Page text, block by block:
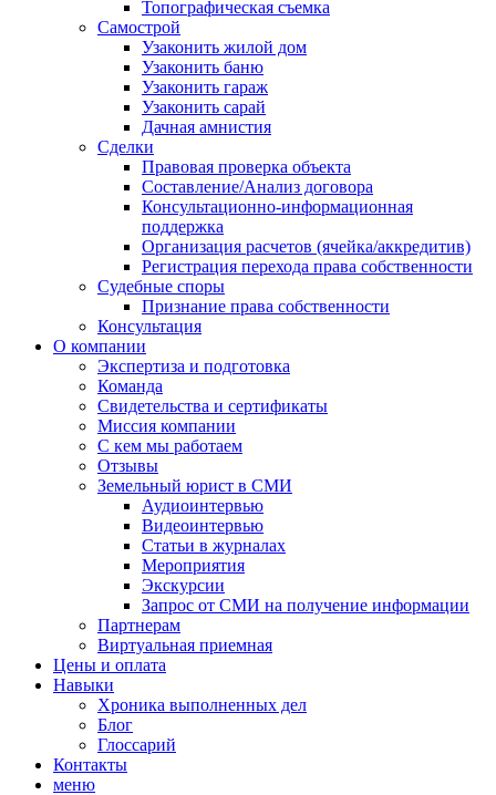
Топографическая съемка
Самострой
Узаконить жилой дом
Узаконить баню
Узаконить гараж
Узаконить сарай
Дачная амнистия
Сделки
Правовая проверка объекта
Составление/Анализ договора
Консультационно-информационная
поддержка
Организация расчетов (ячейка/аккредитив)
Регистрация перехода права собственности
Судебные споры
Признание права собственности
Консультация
О компании
Экспертиза и подготовка
Команда
Свидетельства и сертификаты
Миссия компании
С кем мы работаем
Отзывы
Земельный юрист в СМИ
Аудиоинтервью
Видеоинтервью
Статьи в журналах
Мероприятия
Экскурсии
Запрос от СМИ на получение информации
Партнерам
Виртуальная приемная
Цены и оплата
Навыки
Хроника выполненных дел
Блог
Глоссарий
Контакты
меню